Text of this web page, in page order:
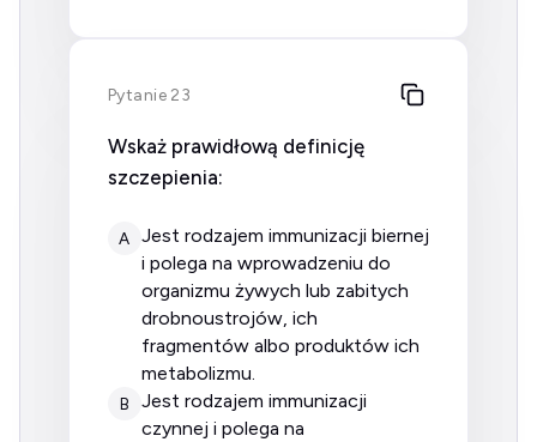
Pytanie 23
Wskaż prawidłową definicję
szczepienia:
A
jest rodzajem immunizacji biernej
i polega na wprowadzeniu do
organizmu żywych lub zabitych
drobnoustrojów, ich
fragmentów albo produktów ich
metabolizmu.
B
jest rodzajem immunizacji
czynnej i polega na